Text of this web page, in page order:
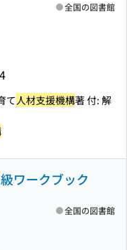
全国の図書館
て人材支援機構著 付: 解
ワークブック
全国の図書館